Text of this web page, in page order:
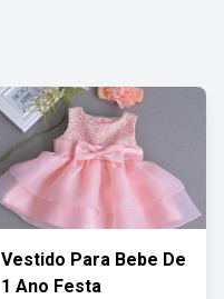
Vestido Para Bebe De
1 Ano Festa